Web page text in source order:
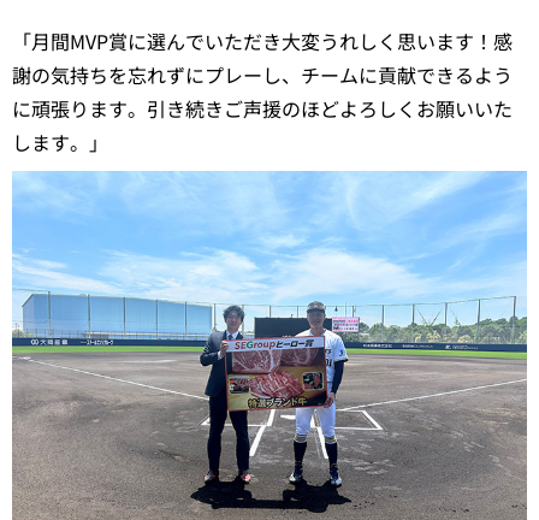
「月間MVP賞に選んでいただき大変うれしく思います！感
謝の気持ちを忘れずにプレーし、チームに貢献できるよう
に頑張ります。引き続きご声援のほどよろしくお願いいた
します。」